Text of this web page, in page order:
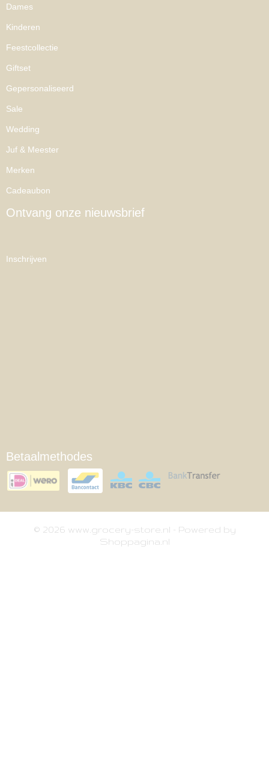
Dames
Kinderen
Feestcollectie
Giftset
Gepersonaliseerd
Sale
Wedding
Juf & Meester
Merken
Cadeaubon
Ontvang onze nieuwsbrief
Inschrijven
Betaalmethodes
© 2026 www.grocery-store.nl - Powered by
Shoppagina.nl